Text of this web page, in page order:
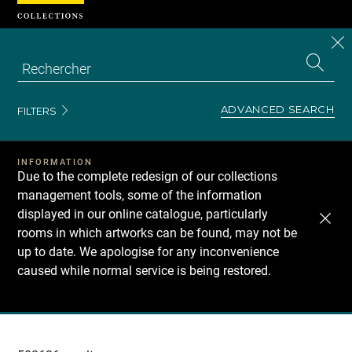
FILTERS ADVANCED SEARCH
INFORMATION
Due to the complete redesign of our collections
management tools, some of the information
displayed in our online catalogue, particularly
rooms in which artworks can be found, may not be
up to date. We apologise for any inconvenience
caused while normal service is being restored.
Recherche
Cookies management panel